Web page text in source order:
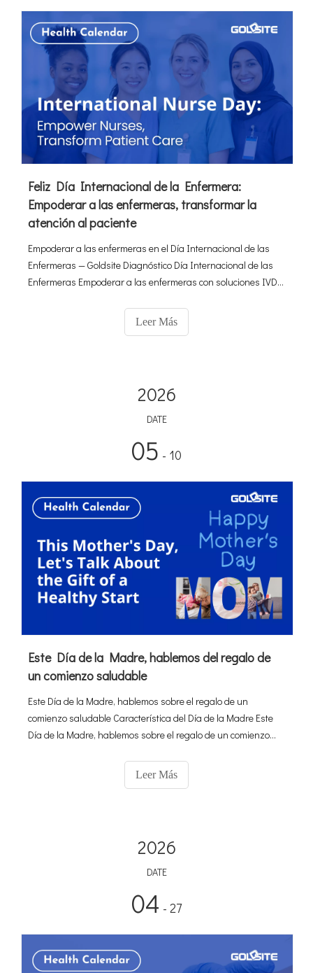
Feliz Día Internacional de la Enfermera:
Empoderar a las enfermeras, transformar la
atención al paciente
Empoderar a las enfermeras en el Día Internacional de las
Enfermeras — Goldsite Diagnóstico Día Internacional de las
Enfermeras Empoderar a las enfermeras con soluciones IVD
a los dedicados héroes de la atención médica que están a la
vanguardia de la atención médica
Leer Más
2026
DATE
05 - 10
Este Día de la Madre, hablemos del regalo de
un comienzo saludable
Este Día de la Madre, hablemos sobre el regalo de un
comienzo saludable Característica del Día de la Madre Este
Día de la Madre, hablemos sobre el regalo de un comienzo
que sueñan con tener a su pequeño en brazos algún día.
Leer Más
2026
DATE
04 - 27